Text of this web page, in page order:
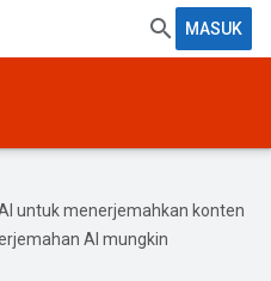
MASUK
untuk menerjemahkan konten
AI mungkin